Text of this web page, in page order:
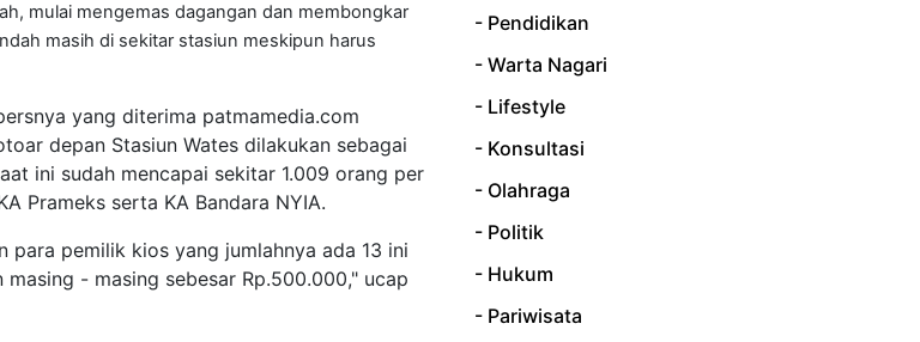
mulai mengemas dagangan dan membongkar
masih di sekitar stasiun meskipun harus
yang diterima patmamedia.com
depan Stasiun Wates dilakukan sebagai
ini sudah mencapai sekitar 1.009 orang per
Prameks serta KA Bandara NYIA.
para pemilik kios yang jumlahnya ada 13 ini
- masing sebesar Rp.500.000," ucap
- Pendidikan
- Warta Nagari
- Lifestyle
- Konsultasi
- Olahraga
- Politik
- Hukum
- Pariwisata